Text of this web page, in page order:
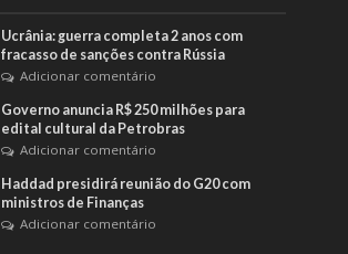
Ucrânia: guerra completa 2 anos com
fracasso de sanções contra Rússia
Adicionar comentário
Governo anuncia R$ 250 milhões para
edital cultural da Petrobras
Adicionar comentário
Haddad presidirá reunião do G20 com
ministros de Finanças
Adicionar comentário